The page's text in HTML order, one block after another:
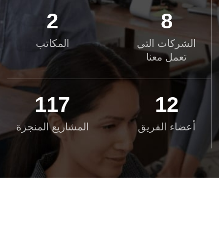
8
الشركات التي
تعمل معنا
2
المكاتب
12
أعضاء الفريق
120
المشاريع المنجزة